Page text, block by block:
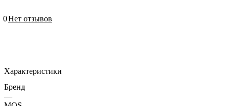
0Нет отзывов
Характеристики
Бренд
—